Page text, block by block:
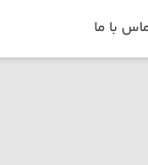
با ما